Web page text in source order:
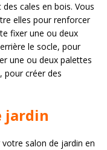
cales en bois. Vous
elles pour renforcer
fixer une ou deux
le socle, pour
une ou deux palettes
pour créer des
jardin
salon de jardin en